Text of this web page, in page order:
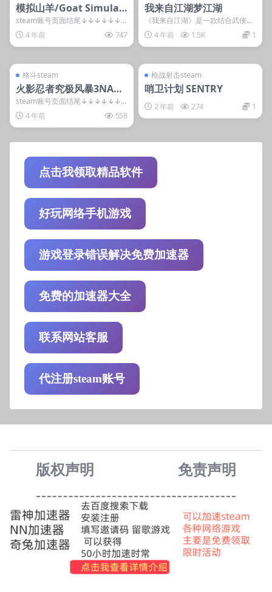
模拟山羊/Goat Simulat
or
steam账号页面结尾↓↓↓↓↓↓
游戏介绍 《模拟山羊》是一款动作
类的搞怪游戏...
4 年前 747
我来自江湖梦江湖
《我来自江湖》是一款结合武侠、
角色扮演、模拟经营多种元素的独
立游戏。在游戏中，你...
4 年前 1.5K 1
格斗steam
火影忍者究极风暴3NARU
TO SHIPPUDEN: Ultima
te Ninja STORM 3 Full
Burst HD
steam账号页面结尾↓↓↓↓↓↓
配置要求 操作系统 CPU 内存 显卡
存储...4 年前 558
枪战射击steam
哨卫计划 SENTRY
2 年前 274 1
点击我领取精品软件
好玩网络手机游戏
游戏登录错误解决免费加速器
免费的加速器大全
联系网站客服
代注册steam账号
版权声明 免责声明